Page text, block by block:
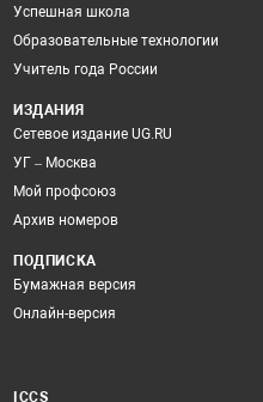
Успешная школа
Образовательные технологии
Учитель года России
ИЗДАНИЯ
Сетевое издание UG.RU
УГ – Москва
Мой профсоюз
Архив номеров
ПОДПИСКА
Бумажная версия
Онлайн-версия
ICCS